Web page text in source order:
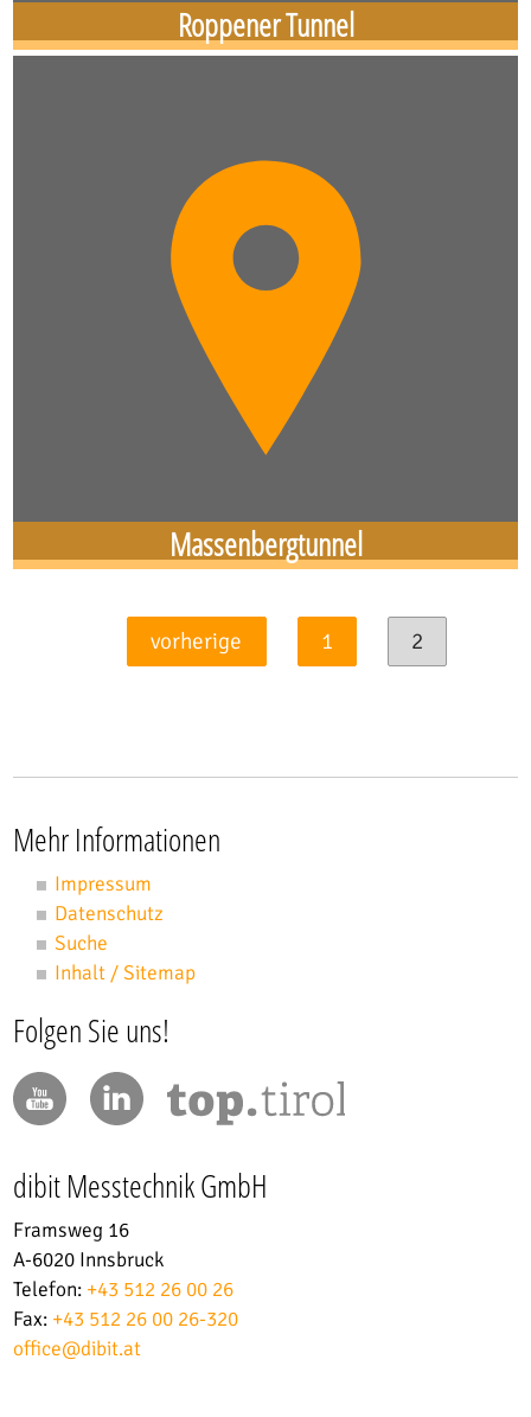
Roppener Tunnel
Massenbergtunnel
vorherige 1 2
Mehr Informationen
Impressum
Datenschutz
Suche
Inhalt / Sitemap
Folgen Sie uns!
dibit Messtechnik GmbH
Framsweg 16
A-6020 Innsbruck
Telefon: +43 512 26 00 26
Fax: +43 512 26 00 26-320
office@dibit.at